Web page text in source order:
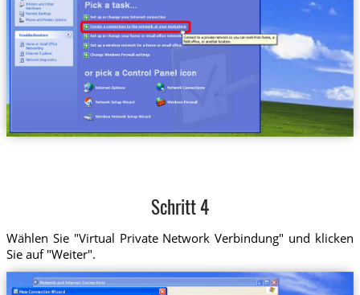
Schritt 4
Wählen Sie "Virtual Private Network Verbindung" und klicken
Sie auf "Weiter".